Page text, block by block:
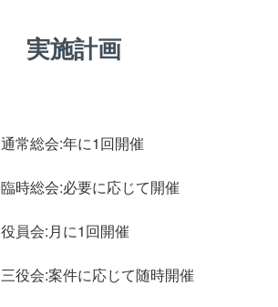
実施計画
通常総会:年に1回開催
臨時総会:必要に応じて開催
役員会:月に1回開催
三役会:案件に応じて随時開催